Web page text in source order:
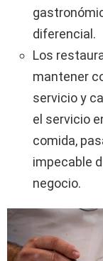
diferencial.
Los
mantener
servicio y
el servicio
comida,
impecable
negocio.